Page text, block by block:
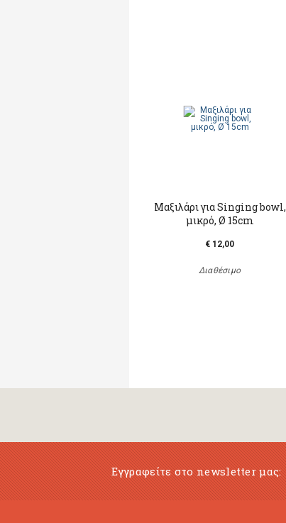
Μαξιλάρι για Singing bowl,
μικρό, Ø 15cm
€ 12,00
Διαθέσιμο
Εγγραφείτε στο newsletter μας: